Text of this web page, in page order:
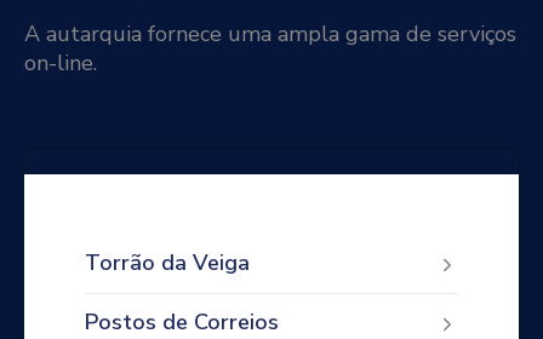
A autarquia fornece uma ampla gama de serviços
on-line.
Torrão da Veiga
Postos de Correios